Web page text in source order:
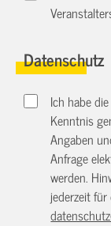
Datenschutz
Ich habe
Kenntnis
Angaben
Anfrage
werden.
jederzeit